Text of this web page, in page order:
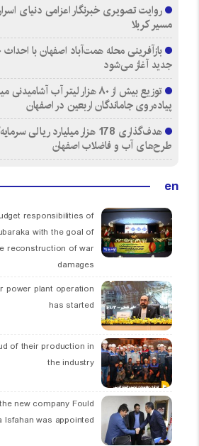
روایت تصویری خبرنگار اعزامی دنیای
مسیر کربلا
جدید آغاز می‌شود
توزیع بیش از ۸۰ هزار لیتر آب
پیاده‌روی جاماندگان اربعین در اصفهان
هدف‌گذاری 178 هزار میلیارد
طرح‌های آب و فاضلاب اصفهان
en
responsibilities of
with the goal of
reconstruction of war
damages
power plant operation
has started
of their production in
the industry
new company Fould
Isfahan was appointed